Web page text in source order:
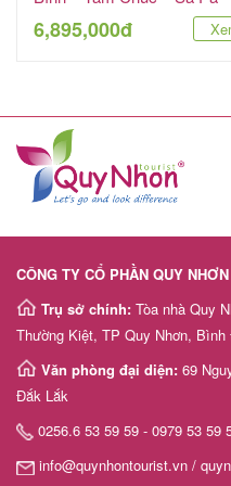
6 ngày 5 đêm
6,895,000đ
CÔNG TY CỔ PHẦN QUY
Trụ sở chính: Tòa nhà Quy
Thường Kiệt, TP Quy Nhơn, Bình
Văn phòng đại diện: 69
Đắk Lắk
0256.6 53 59 59 - 0979 53 59
info@quynhontourist.vn /